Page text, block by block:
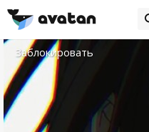
Заблокировать